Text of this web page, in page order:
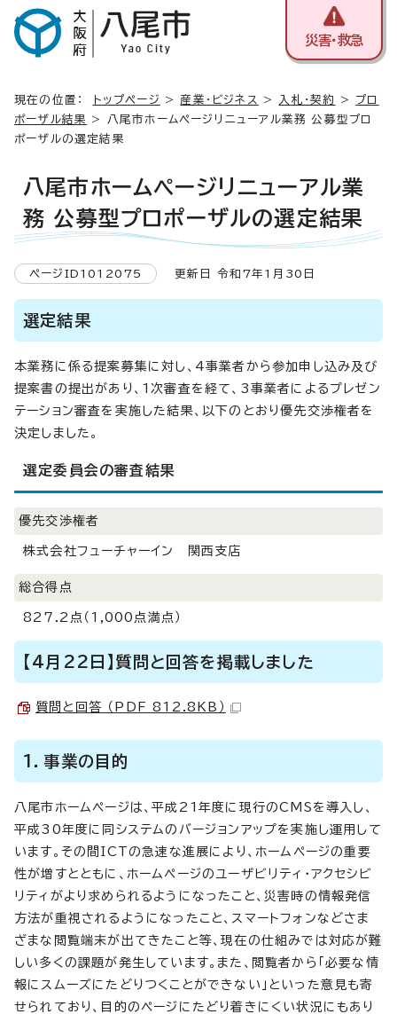
災害・救急
現在の位置： トップページ > 産業・ビジネス > 入札・契約 > プロ
ポーザル結果
> 八尾市ホームページリニューアル業務 公募型プロ
ポーザルの選定結果
八尾市ホームページリニューアル業
務 公募型プロポーザルの選定結果
ページID1012075 更新日 令和7年1月30日
選定結果
本業務に係る提案募集に対し、4事業者から参加申し込み及び
提案書の提出があり、1次審査を経て、3事業者によるプレゼン
テーション審査を実施した結果、以下のとおり優先交渉権者を
決定しました。
選定委員会の審査結果
優先交渉権者
株式会社フューチャーイン 関西支店
総合得点
827.2点（1,000点満点）
【4月22日】質問と回答を掲載しました
質問と回答 （PDF 812.8KB）
1．事業の目的
八尾市ホームページは、平成21年度に現行のCMSを導入し、
平成30年度に同システムのバージョンアップを実施し運用して
います。その間ICTの急速な進展により、ホームページの重要
性が増すとともに、ホームページのユーザビリティ・アクセシビ
リティがより求められるようになったこと、災害時の情報発信
方法が重視されるようになったこと、スマートフォンなどさま
ざまな閲覧端末が出てきたこと等、現在の仕組みでは対応が難
しい多くの課題が発生しています。また、閲覧者から「必要な情
報にスムーズにたどりつくことができない」といった意見も寄
せられており、目的のページにたどり着きにくい状況にもあり